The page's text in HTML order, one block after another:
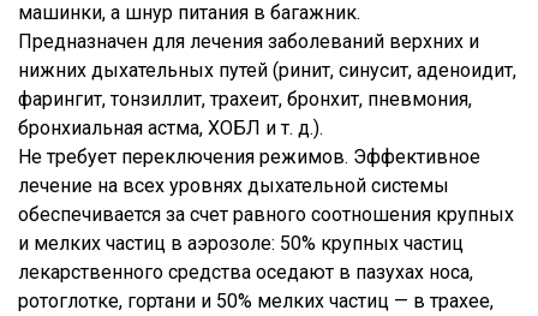
машинки, а шнур питания в багажник.
​Предназначен для лечения заболеваний верхних и
нижних дыхательных путей (ринит, синусит, аденоидит,
фарингит, тонзиллит, трахеит, бронхит, пневмония,
бронхиальная астма, ХОБЛ и т. д.).
​Не требует переключения режимов. Эффективное
лечение на всех уровнях дыхательной системы
обеспечивается за счет равного соотношения крупных
и мелких частиц в аэрозоле: 50% крупных частиц
лекарственного средства оседают в пазухах носа,
ротоглотке, гортани и 50% мелких частиц — в трахее,